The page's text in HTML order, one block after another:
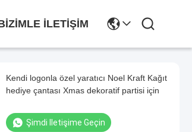
İLETIŞIM
Kendi logonla özel yaratıcı Noel Kraft Kağıt
hediye çantası Xmas dekoratif partisi için
Şimdi Iletişime Geçin